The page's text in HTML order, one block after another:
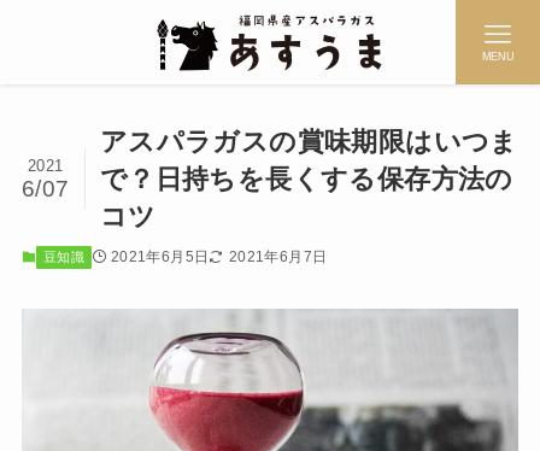
MENU
アスパラガスの賞味期限はいつま
で？日持ちを長くする保存方法の
コツ
2021
6/07
豆知識 2021年6月5日 2021年6月7日